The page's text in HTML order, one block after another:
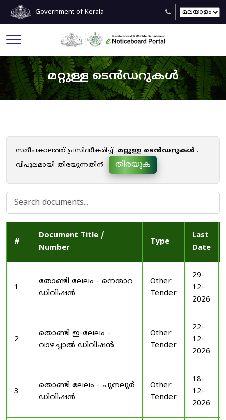
Government of Kerala
മറ്റുള്ള ടെൻഡറുകൾ
സമീപകാലത്ത് പ്രസിദ്ധീകരിച്ച് മറ്റുള്ള ടെൻഡറുകൾ .
വിപുലമായി തിരയുന്നതിന്
തിരയുക
#
Document Title /
Number
Type
Last
Date
1
തോണ്ടി ലേലം - നെന്മാറ
ഡിവിഷൻ
Other
Tender
29-
12-
2026
2
തൊണ്ടി ഇ-ലേലം -
വാഴച്ചാൽ ഡിവിഷൻ
Other
Tender
22-
12-
2026
3
തൊണ്ടി ലേലം - പുനലൂർ
ഡിവിഷൻ
Other
Tender
18-
12-
2026